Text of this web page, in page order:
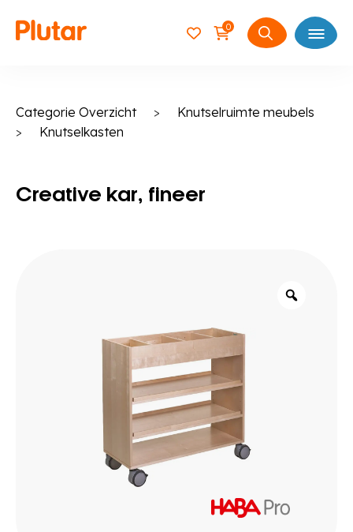
0
Zoeken
Open
Categorie Overzicht > Knutselruimte meubels
> Knutselkasten
Creative kar, fineer